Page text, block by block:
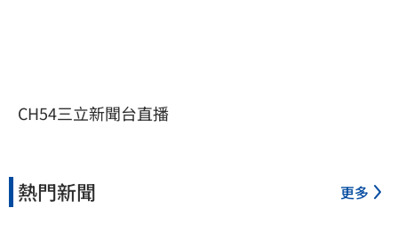
CH54三立新聞台直播
熱門新聞 更多